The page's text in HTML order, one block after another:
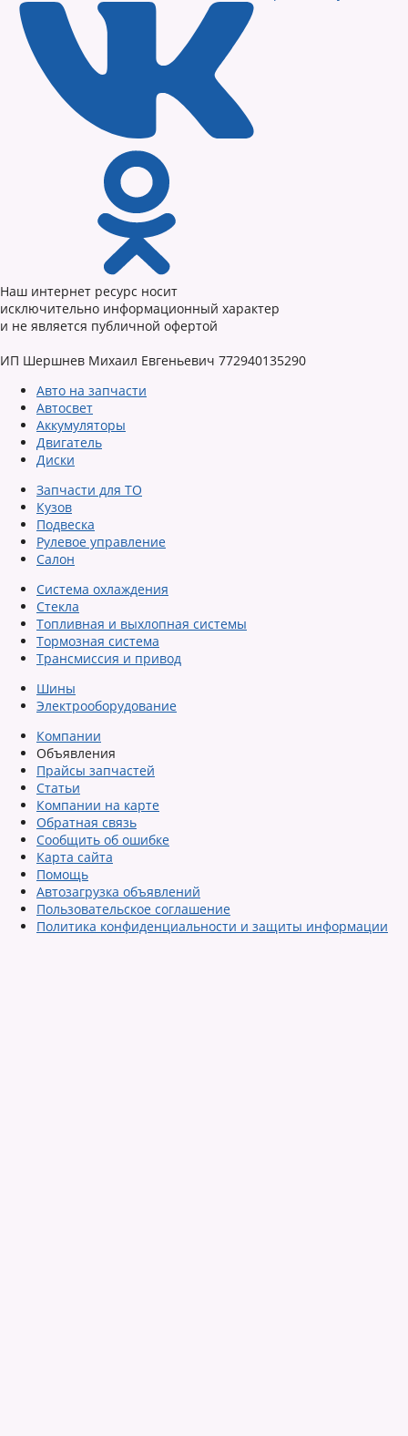
Наш интернет ресурс носит
исключительно информационный характер
и не является публичной офертой
ИП Шершнев Михаил Евгеньевич 772940135290
Авто на запчасти
Автосвет
Аккумуляторы
Двигатель
Диски
Запчасти для ТО
Кузов
Подвеска
Рулевое управление
Салон
Система охлаждения
Стекла
Топливная и выхлопная системы
Тормозная система
Трансмиссия и привод
Шины
Электрооборудование
Компании
Объявления
Прайсы запчастей
Статьи
Компании на карте
Обратная связь
Сообщить об ошибке
Карта сайта
Помощь
Автозагрузка объявлений
Пользовательское соглашение
Политика конфиденциальности и защиты информации